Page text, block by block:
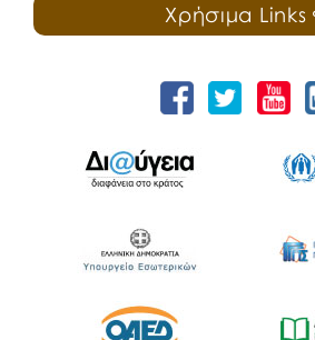
Χρήσιμα Links